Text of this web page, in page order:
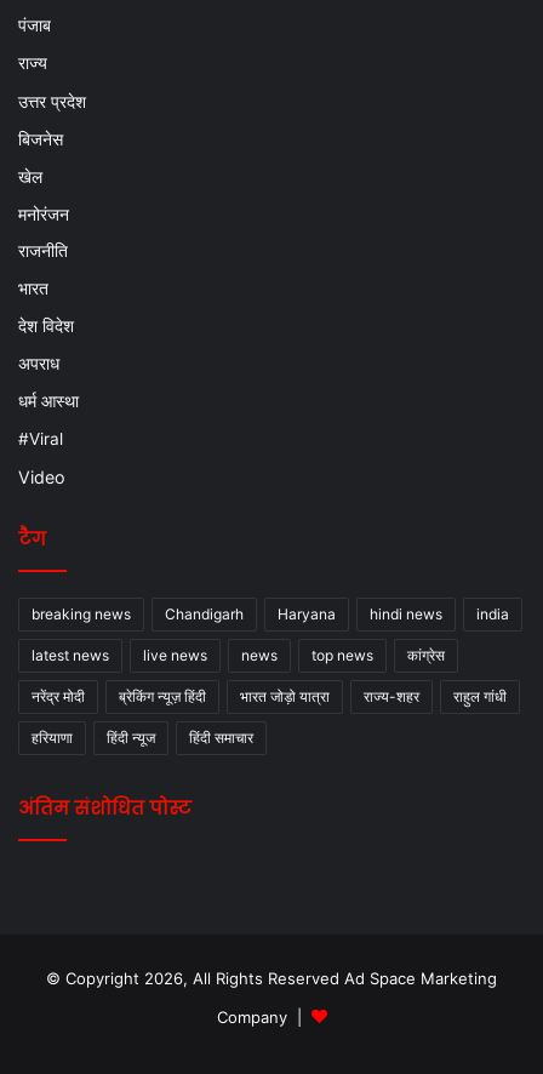
पंजाब
राज्य
उत्तर प्रदेश
बिजनेस
खेल
मनोरंजन
राजनीति
भारत
देश विदेश
अपराध
धर्म आस्था
#Viral
Video
टैग
breaking news Chandigarh Haryana hindi news india
latest news live news news top news कांग्रेस
नरेंद्र मोदी ब्रेकिंग न्यूज़ हिंदी भारत जोड़ो यात्रा राज्य-शहर राहुल गांधी
हरियाणा हिंदी न्यूज हिंदी समाचार
अंतिम संशोधित पोस्ट
© Copyright 2026, All Rights Reserved Ad Space Marketing
Company |